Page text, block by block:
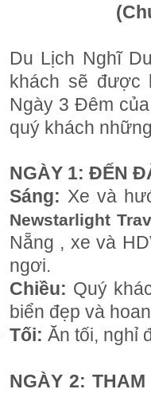
Lưu ý: DU LỊCH ÁNH SAO MỚI
Du Lịch Nghĩ
khách sẽ được
Ngày 3 Đêm
quý khách
NGÀY 1: ĐẾN
Sáng: Xe và
Newstarlight
Nẵng , xe và
ngơi.
Chiều: Quý
biển đẹp và
Tối: Ăn tối, nghỉ
NGÀY 2: